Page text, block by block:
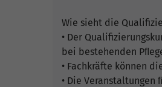
Wie sieht die
• Der
bei bestehenden
• Fachkräfte können
• Die Veranstaltungen